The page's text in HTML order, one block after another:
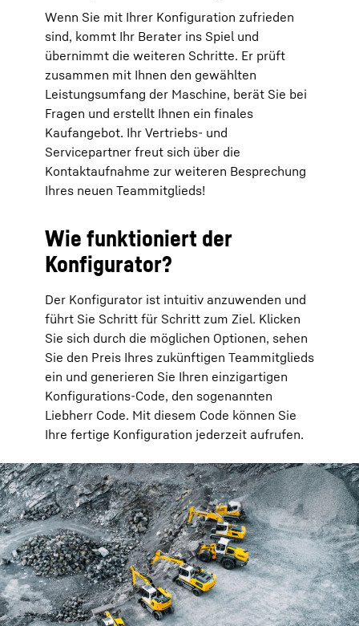
Wenn Sie mit Ihrer Konfiguration zufrieden
sind, kommt Ihr Berater ins Spiel und
übernimmt die weiteren Schritte. Er prüft
zusammen mit Ihnen den gewählten
Leistungsumfang der Maschine, berät Sie bei
Fragen und erstellt Ihnen ein finales
Kaufangebot. Ihr Vertriebs- und
Servicepartner freut sich über die
Kontaktaufnahme zur weiteren Besprechung
Ihres neuen Teammitglieds!
Wie funktioniert der
Konfigurator?
Der Konfigurator ist intuitiv anzuwenden und
führt Sie Schritt für Schritt zum Ziel. Klicken
Sie sich durch die möglichen Optionen, sehen
Sie den Preis Ihres zukünftigen Teammitglieds
ein und generieren Sie Ihren einzigartigen
Konfigurations-Code, den sogenannten
Liebherr Code. Mit diesem Code können Sie
Ihre fertige Konfiguration jederzeit aufrufen.